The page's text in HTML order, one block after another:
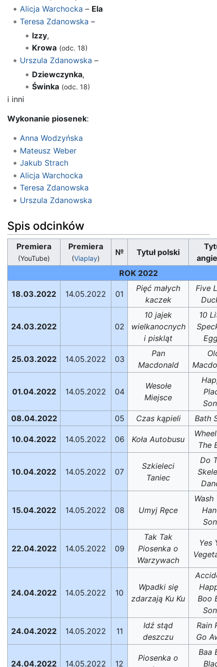
Alicja Warchocka – Ela
Teresa Zdanowska –
Izzy,
Krowa (odc. 18)
Urszula Zdanowska –
Dziewczynka,
Świnka (odc. 18)
i inni
Wykonanie piosenek:
Anna Wodzyńska
Mateusz Weber
Jakub Strach
Alicja Warchocka
Teresa Zdanowska
Urszula Zdanowska
Spis odcinków
Premiera
(YouTube)
Premiera
(Viaplay)
№ Tytuł polski
ROK 2022
18.03.2022 14.05.2022 01
Pięć małych
kaczek
Five
24.03.2022 02
10 jajek
wielkanocnych
i piskląt
10
25.03.2022 14.05.2022 03
Pan
Macdonald
01.04.2022 14.05.2022 04
Wesołe
Miejsce
08.04.2022
05 Czas kąpieli Bath
10.04.2022 14.05.2022 06 Koła Autobusu
The
10.04.2022 14.05.2022 07
Szkieleci
Taniec
Do
15.04.2022 14.05.2022 08 Umyj Ręce
Wash
22.04.2022 14.05.2022 09
Tak Tak
Piosenka o
Warzywach
Yes
24.04.2022 14.05.2022 10
Wpadki się
zdarzają Ku Ku
Boo
24.04.2022 14.05.2022 11
Idź stąd
deszczu
Rain
Go
24.04.2022 14.05.2022 12
Piosenka o
Baa